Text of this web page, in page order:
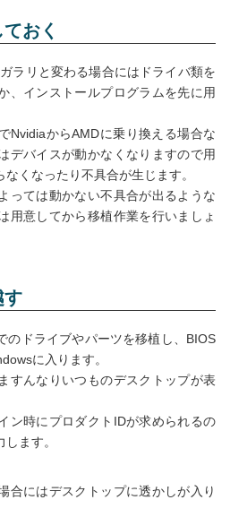
おく
ラリと変わる場合にはドライバ類を
、インストールプログラムを先に用
NvidiaからAMDに乗り換える場合な
デバイスが動かなくなりますので用
くなったり不具合が生じます。
っては動かない不具合が出るような
用意してから移植作業を行いましょ
す
のドライブやパーツを移植し、BIOS
に入ります。
すんなりいつものデスクトップが表
ン時にプロダクトIDが求められるの
ます。
合にはデスクトップに透かしが入り